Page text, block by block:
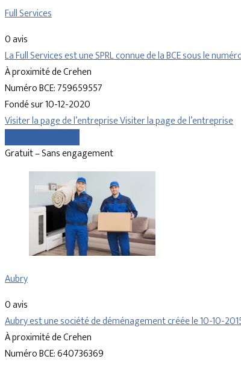
Full Services
0 avis
La Full Services est une SPRL connue de la BCE sous le
À proximité de Crehen
Numéro BCE: 759659557
Fondé sur 10-12-2020
Visiter la page de l’entrepriseVisiter la page de l’entreprise
Gratuit – Sans engagement
Aubry
0 avis
Aubry est une société de déménagement créée le 10-10-
À proximité de Crehen
Numéro BCE: 640736369